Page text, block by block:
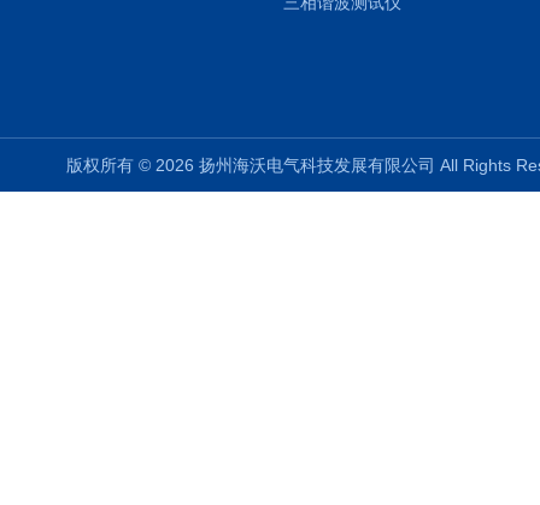
版权所有 © 2026 扬州海沃电气科技发展有限公司 All